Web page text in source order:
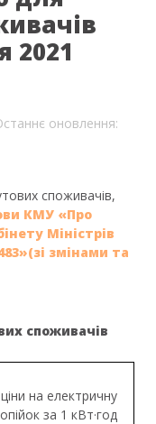
2021
оновлення:
споживачів,
КМУ «Про
Міністрів
змінами та
споживачів
на електричну
за 1 кВт·год